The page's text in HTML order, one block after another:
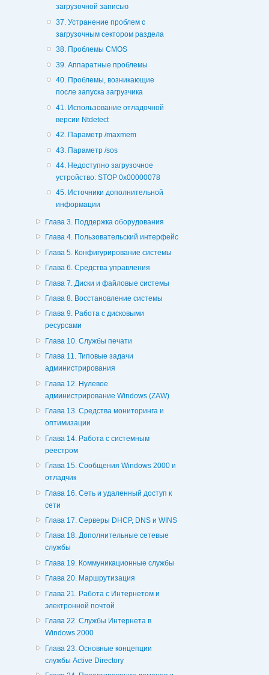
загрузочной записью
37. Устранение проблем с
загрузочным сектором раздела
38. Проблемы CMOS
39. Аппаратные проблемы
40. Проблемы, возникающие
после запуска загрузчика
41. Использование отладочной
версии Ntdetect
42. Параметр /maxmem
43. Параметр /sos
44. Недоступно загрузочное
устройство: STOP 0x00000078
45. Источники дополнительной
информации
Глава 3. Поддержка оборудования
Глава 4. Пользовательский интерфейс
Глава 5. Конфигурирование системы
Глава 6. Средства управления
Глава 7. Диски и файловые системы
Глава 8. Восстановление системы
Глава 9. Работа с дисковыми
ресурсами
Глава 10. Службы печати
Глава 11. Типовые задачи
администрирования
Глава 12. Нулевое
администрирование Windows (ZAW)
Глава 13. Средства мониторинга и
оптимизации
Глава 14. Работа с системным
реестром
Глава 15. Сообщения Windows 2000 и
отладчик
Глава 16. Сеть и удаленный доступ к
сети
Глава 17. Серверы DHCP, DNS и WINS
Глава 18. Дополнительные сетевые
службы
Глава 19. Коммуникационные службы
Глава 20. Маршрутизация
Глава 21. Работа с Интернетом и
электронной почтой
Глава 22. Службы Интернета в
Windows 2000
Глава 23. Основные концепции
службы Active Directory